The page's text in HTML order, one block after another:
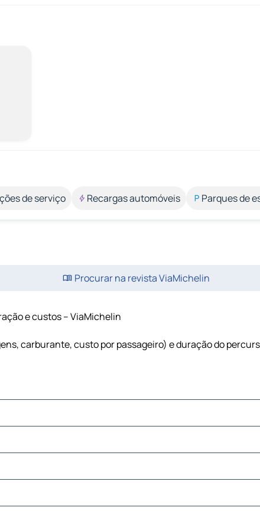
de serviço Recargas automóveis Parques de
Procurar na revista ViaMichelin
e custos – ViaMichelin
carburante, custo por passageiro) e duração do